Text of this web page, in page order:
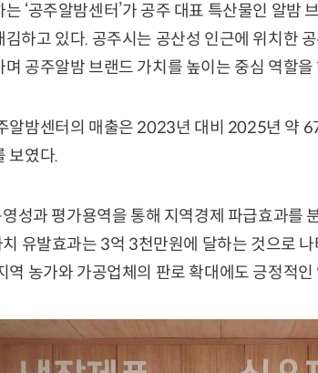
는 ‘공주알밤센터’가 공주 대표 특산물인 알밤
김하고 있다. 공주시는 공산성 인근에 위치한
며 공주알밤 브랜드 가치를 높이는 중심 역할
알밤센터의 매출은 2023년 대비 2025년 약
보였다.
성과 평가용역을 통해 지역경제 파급효과를
유발효과는 3억 3천만원에 달하는 것으로
역 농가와 가공업체의 판로 확대에도 긍정적